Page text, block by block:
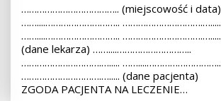
……………………………….. (miejscowość i data)
……....……………………….. ………………………….….....
……....……………………….. ………………………….….....
(dane lekarza) ……....………………………..
………………………….…..... ……....………………………..
………………………….…..... (dane pacjenta)
ZGODA PACJENTA NA LECZENIE…